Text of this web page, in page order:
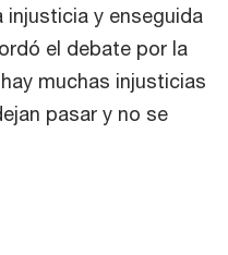
y enseguida
el debate por la
muchas injusticias
pasar y no se